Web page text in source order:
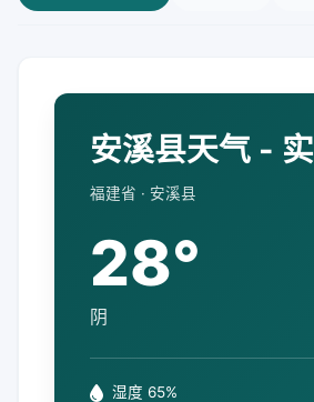
安溪县天气 -
福建省 · 安溪县
28°
阴
湿度 65%